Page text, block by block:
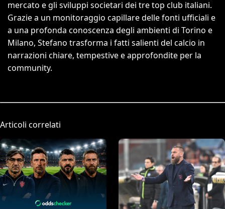
mercato e gli sviluppi societari dei tre top club italiani.
Grazie a un monitoraggio capillare delle fonti ufficiali e
a una profonda conoscenza degli ambienti di Torino e
Milano, Stefano trasforma i fatti salienti del calcio in
narrazioni chiare, tempestive e approfondite per la
community.
Articoli correlati